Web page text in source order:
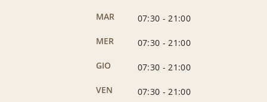
MAR
07:30 - 21:00
MER
07:30 - 21:00
GIO
07:30 - 21:00
VEN
07:30 - 21:00